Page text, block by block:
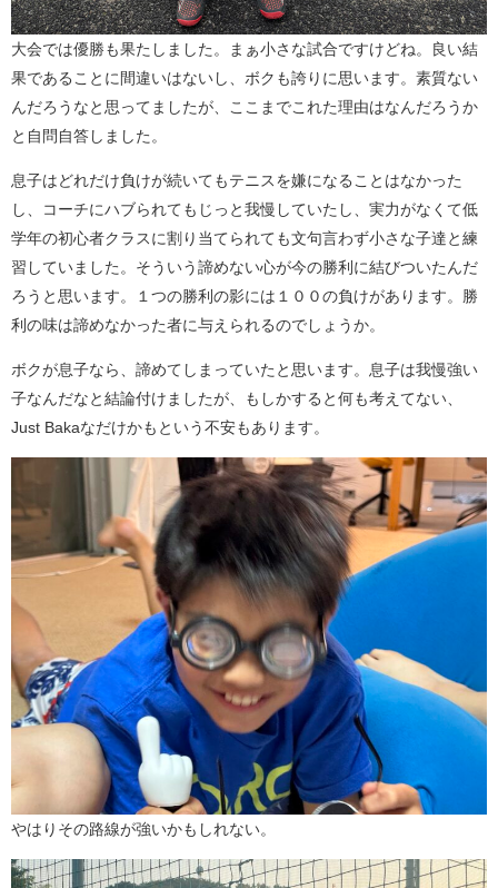
大会では優勝も果たしました。まぁ小さな試合ですけどね。良い結
果であることに間違いはないし、ボクも誇りに思います。素質ない
んだろうなと思ってましたが、ここまでこれた理由はなんだろうか
と自問自答しました。
息子はどれだけ負けが続いてもテニスを嫌になることはなかった
し、コーチにハブられてもじっと我慢していたし、実力がなくて低
学年の初心者クラスに割り当てられても文句言わず小さな子達と練
習していました。そういう諦めない心が今の勝利に結びついたんだ
ろうと思います。１つの勝利の影には１００の負けがあります。勝
利の味は諦めなかった者に与えられるのでしょうか。
ボクが息子なら、諦めてしまっていたと思います。息子は我慢強い
子なんだなと結論付けましたが、もしかすると何も考えてない、
Just Bakaなだけかもという不安もあります。
やはりその路線が強いかもしれない。